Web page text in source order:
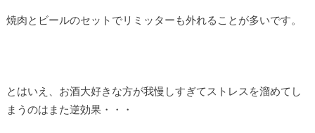
焼肉とビールのセットでリミッターも外れることが多いです。
とはいえ、お酒大好きな方が我慢しすぎてストレスを溜めてし
まうのはまた逆効果・・・